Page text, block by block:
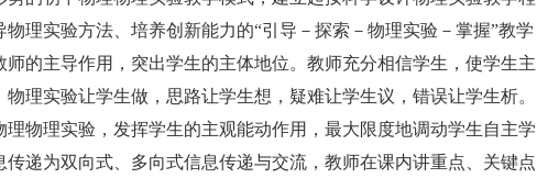
理实验方法、培养创新能力的“引导－探索－物理实验－掌握”教学
的主导作用，突出学生的主体地位。教师充分相信学生，使学生主
理实验让学生做，思路让学生想，疑难让学生议，错误让学生析。
物理实验，发挥学生的主观能动作用，最大限度地调动学生自主学
递为双向式、多向式信息传递与交流，教师在课内讲重点、关键点